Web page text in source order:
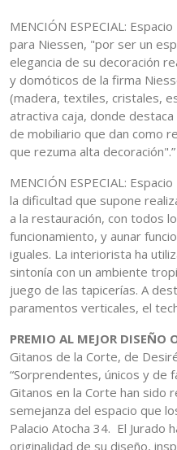
MENCIÓN ESPECIAL:
para Niessen, "por ser un
elegancia de su decoración
y domóticos de la firma
(madera, textiles, cristales,
atractiva caja, donde
de mobiliario que dan como
que rezuma alta decoración".”
MENCIÓN ESPECIAL:
la dificultad que supone
a la restauración, con todos
funcionamiento, y aunar
iguales. La interiorista ha
sintonía con un ambiente
juego de las tapicerías. A
paramentos verticales, el
PREMIO AL MEJOR DISEÑO
Gitanos de la Corte, de
“Sorprendentes, únicos y de
Gitanos en la Corte han sido
semejanza del espacio que
Palacio Atocha 34. El Jurado
originalidad de su diseño,